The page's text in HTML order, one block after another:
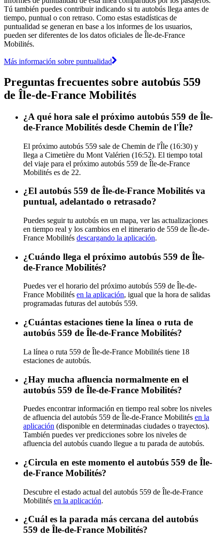
Tú también puedes contribuir indicando si tu autobús llega antes de
tiempo, puntual o con retraso. Como estas estadísticas de
puntualidad se generan en base a los informes de los usuarios,
pueden ser diferentes de los datos oficiales de Île-de-France
Mobilités.
Más información sobre puntualidad
Preguntas frecuentes sobre autobús 559
de Île-de-France Mobilités
¿A qué hora sale el próximo autobús 559 de Île-
de-France Mobilités desde Chemin de l'Île?
El próximo autobús 559 sale de Chemin de l'Île (16:30) y
llega a Cimetière du Mont Valérien (16:52). El tiempo total
del viaje para el próximo autobús 559 de Île-de-France
Mobilités es de 22.
¿El autobús 559 de Île-de-France Mobilités va
puntual, adelantado o retrasado?
Puedes seguir tu autobús en un mapa, ver las actualizaciones
en tiempo real y los cambios en el itinerario de 559 de Île-de-
France Mobilités descargando la aplicación.
¿Cuándo llega el próximo autobús 559 de Île-
de-France Mobilités?
Puedes ver el horario del próximo autobús 559 de Île-de-
France Mobilités en la aplicación, igual que la hora de salidas
programadas futuras del autobús 559.
¿Cuántas estaciones tiene la línea o ruta de
autobús 559 de Île-de-France Mobilités?
La línea o ruta 559 de Île-de-France Mobilités tiene 18
estaciones de autobús.
¿Hay mucha afluencia normalmente en el
autobús 559 de Île-de-France Mobilités?
Puedes encontrar información en tiempo real sobre los niveles
de afluencia del autobús 559 de Île-de-France Mobilités en la
aplicación (disponible en determinadas ciudades o trayectos).
También puedes ver predicciones sobre los niveles de
afluencia del autobús cuando llegue a tu parada de autobús.
¿Circula en este momento el autobús 559 de Île-
de-France Mobilités?
Descubre el estado actual del autobús 559 de Île-de-France
Mobilités en la aplicación.
¿Cuál es la parada más cercana del autobús
559 de Île-de-France Mobilités?